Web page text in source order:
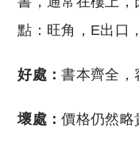
點：旺角，E出口
好處：書本齊全，
壞處：價格仍然略